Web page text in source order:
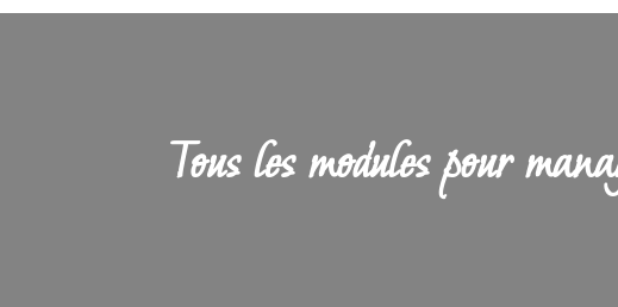
Tous les modules pour